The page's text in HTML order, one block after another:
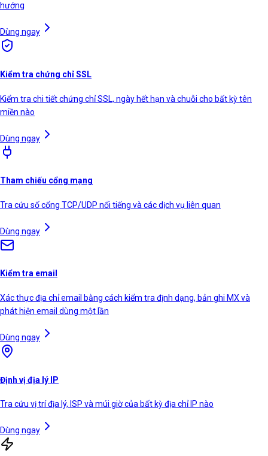
hướng
Dùng ngay
Kiểm tra chứng chỉ SSL
Kiểm tra chi tiết chứng chỉ SSL, ngày hết hạn và chuỗi cho bất kỳ tên
miền nào
Dùng ngay
Tham chiếu cổng mạng
Tra cứu số cổng TCP/UDP nổi tiếng và các dịch vụ liên quan
Dùng ngay
Kiểm tra email
Xác thực địa chỉ email bằng cách kiểm tra định dạng, bản ghi MX và
phát hiện email dùng một lần
Dùng ngay
Định vị địa lý IP
Tra cứu vị trí địa lý, ISP và múi giờ của bất kỳ địa chỉ IP nào
Dùng ngay